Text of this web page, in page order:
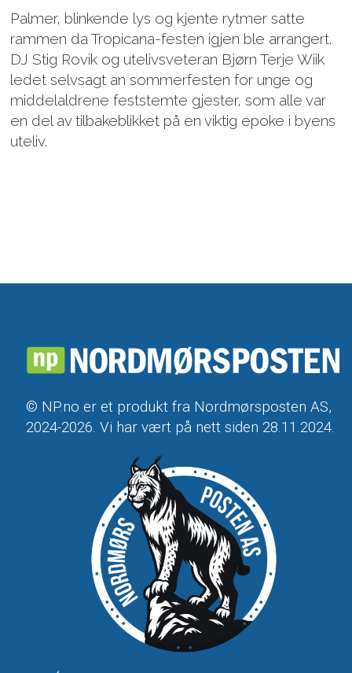
Palmer, blinkende lys og kjente rytmer satte
rammen da Tropicana-festen igjen ble arrangert.
DJ Stig Rovik og utelivsveteran Bjørn Terje Wiik
ledet selvsagt an sommerfesten for unge og
middelaldrene feststemte gjester, som alle var
en del av tilbakeblikket på en viktig epoke i byens
uteliv.
© NP.no er et produkt fra Nordmørsposten AS,
2024-2026. Vi har vært på nett siden 28.11.2024.